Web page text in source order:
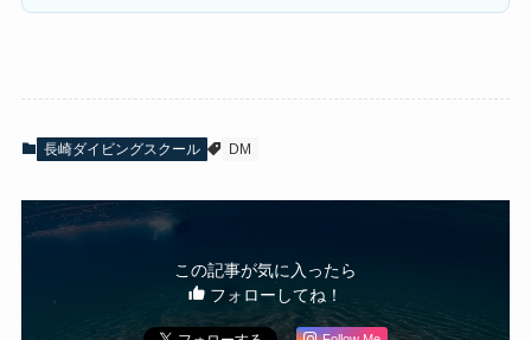
長崎ダイビングスクール DM
この記事が気に入ったら
フォローしてね！